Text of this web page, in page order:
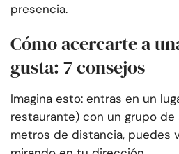
presencia.
Cómo acercarte a
gusta: 7 consejos
Imagina esto: entras en un
restaurante) con un grupo de
metros de distancia, puedes